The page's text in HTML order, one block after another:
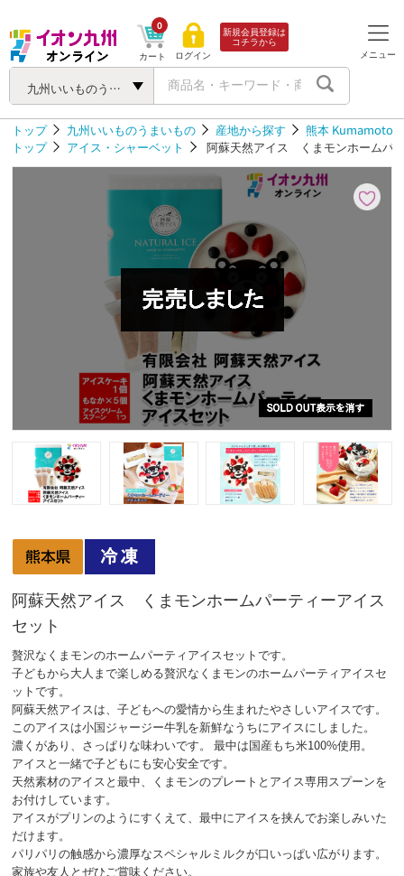
九州いいものうまいもの
カート
0
ログイン
新規会員登録は
コチラから
メニュー
トップ 九州いいものうまいもの 産地から探す
熊本 Kumamoto
トップ
アイス・シャーベット 阿蘇天然アイス くまモンホームパ
阿蘇天然アイス くまモンホームパーティーアイス
セット
贅沢なくまモンのホームパーティアイスセットです。
子どもから大人まで楽しめる贅沢なくまモンのホームパーティアイスセ
ットです。
阿蘇天然アイスは、子どもへの愛情から生まれたやさしいアイスです。
このアイスは小国ジャージー牛乳を新鮮なうちにアイスにしました。
濃くがあり、さっぱりな味わいです。 最中は国産もち米100%使用。
アイスと一緒で子どもにも安心安全です。
天然素材のアイスと最中、くまモンのプレートとアイス専用スプーンを
お付けしています。
アイスがプリンのようにすくえて、最中にアイスを挟んでお楽しみいた
だけます。
パリパリの触感から濃厚なスペシャルミルクが口いっぱい広がります。
家族や友人とぜひご賞味ください。